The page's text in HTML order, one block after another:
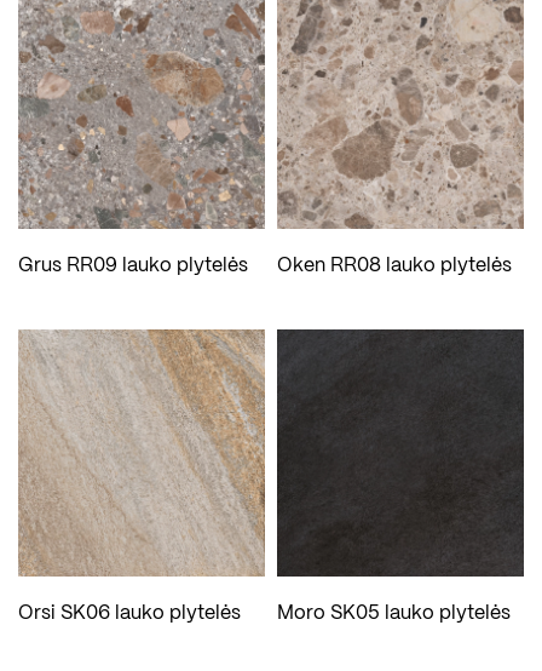
Grus RR09 lauko plytelės Oken RR08 lauko plytelės
Orsi SK06 lauko plytelės Moro SK05 lauko plytelės